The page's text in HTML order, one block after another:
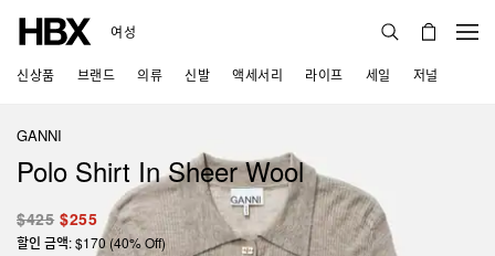
여성
신상품 브랜드 의류 신발 액세서리 라이프 세일 저널
GANNI
Polo Shirt In Sheer Wool
$425 $255
할인 금액: $170 (40% Off)